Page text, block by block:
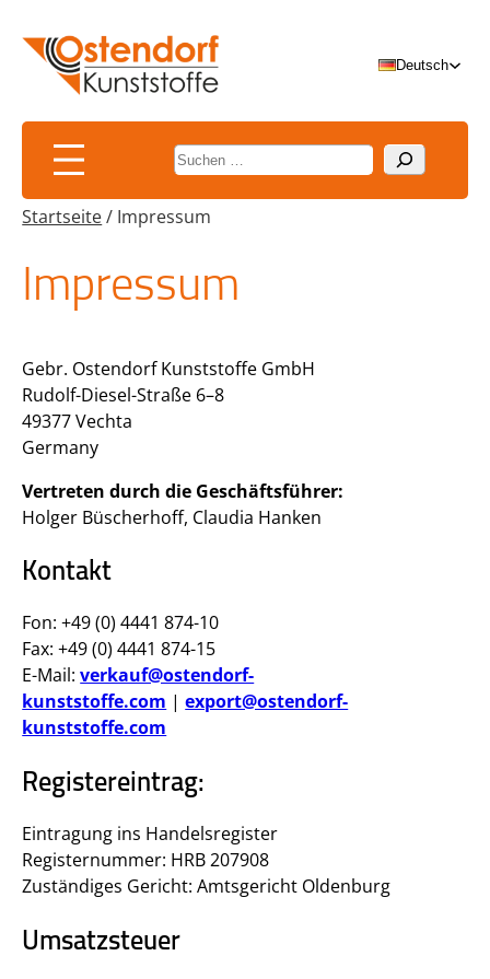
Inhalt
springen
Deutsch
Suchen
Startseite/ Impressum
Impressum
Gebr. Ostendorf Kunststoffe GmbH
Rudolf-Diesel-Straße 6–8
49377 Vechta
Germany
Vertreten durch die Geschäftsführer:
Holger Büscherhoff, Claudia Hanken
Kontakt
Fon: +49 (0) 4441 874-10
Fax: +49 (0) 4441 874-15
E-Mail:verkauf@ostendorf-
kunststoffe.com |export@ostendorf-
kunststoffe.com
Registereintrag:
Eintragung ins Handelsregister
Registernummer: HRB 207908
Zuständiges Gericht: Amtsgericht Oldenburg
Umsatzsteuer